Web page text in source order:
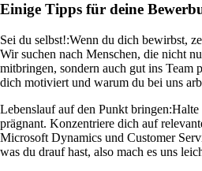
Einige Tipps für deine
Sei du selbst!:Wenn du dich bewirbst,
Wir suchen nach Menschen, die nicht
mitbringen, sondern auch gut ins Team
dich motiviert und warum du bei uns
Lebenslauf auf den Punkt bringen:Halte
prägnant. Konzentriere dich auf
Microsoft Dynamics und Customer
was du drauf hast, also mach es uns